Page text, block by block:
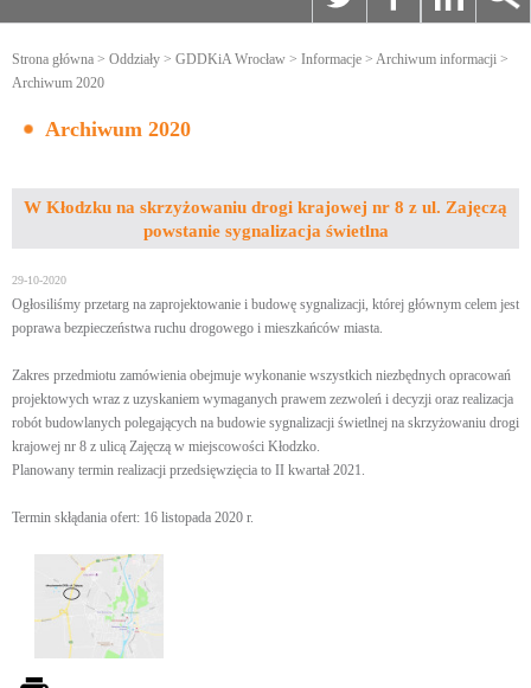
Strona główna > Oddziały > GDDKiA Wrocław > Informacje > Archiwum informacji >
Archiwum 2020
Archiwum 2020
W Kłodzku na skrzyżowaniu drogi krajowej nr 8 z ul. Zajęczą
powstanie sygnalizacja świetlna
29-10-2020
Ogłosiliśmy przetarg na zaprojektowanie i budowę sygnalizacji, której głównym celem jest
poprawa bezpieczeństwa ruchu drogowego i mieszkańców miasta.
Zakres przedmiotu zamówienia obejmuje wykonanie wszystkich niezbędnych opracowań
projektowych wraz z uzyskaniem wymaganych prawem zezwoleń i decyzji oraz realizacja
robót budowlanych polegających na budowie sygnalizacji świetlnej na skrzyżowaniu drogi
krajowej nr 8 z ulicą Zajęczą w miejscowości Kłodzko.
Planowany termin realizacji przedsięwzięcia to II kwartał 2021.
Termin skłądania ofert: 16 listopada 2020 r.